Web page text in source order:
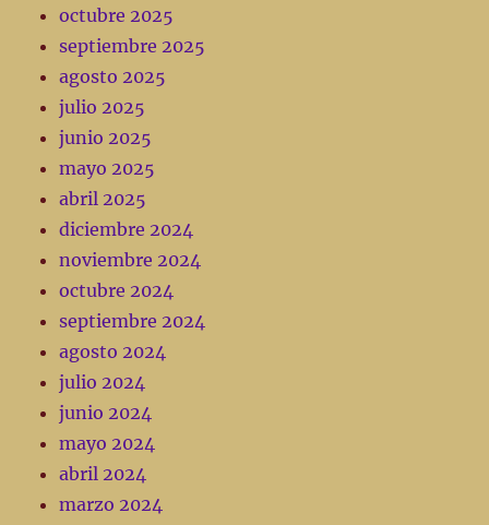
octubre 2025
septiembre 2025
agosto 2025
julio 2025
junio 2025
mayo 2025
abril 2025
diciembre 2024
noviembre 2024
octubre 2024
septiembre 2024
agosto 2024
julio 2024
junio 2024
mayo 2024
abril 2024
marzo 2024